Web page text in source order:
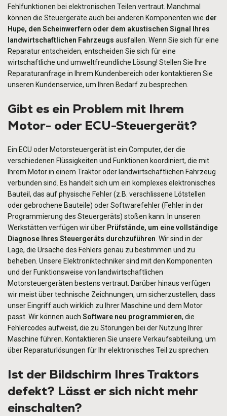
Fehlfunktionen bei elektronischen Teilen vertraut. Manchmal
können die Steuergeräte auch bei anderen Komponenten wie der
Hupe, den Scheinwerfern oder dem akustischen Signal Ihres
landwirtschaftlichen Fahrzeugs ausfallen. Wenn Sie sich für eine
Reparatur entscheiden, entscheiden Sie sich für eine
wirtschaftliche und umweltfreundliche Lösung! Stellen Sie Ihre
Reparaturanfrage in Ihrem Kundenbereich oder kontaktieren Sie
unseren Kundenservice, um Ihren Bedarf zu besprechen.
Gibt es ein Problem mit Ihrem
Motor- oder ECU-Steuergerät?
Ein ECU oder Motorsteuergerät ist ein Computer, der die
verschiedenen Flüssigkeiten und Funktionen koordiniert, die mit
Ihrem Motor in einem Traktor oder landwirtschaftlichen Fahrzeug
verbunden sind. Es handelt sich um ein komplexes elektronisches
Bauteil, das aufphysische Fehler(z.B. verschlissene Lötstellen
oder gebrochene Bauteile) oder Softwarefehler(Fehler in der
Programmierung des Steuergeräts) stoßen kann. In unseren
Werkstätten verfügen wir über Prüfstände, um eine vollständige
Diagnose Ihres Steuergeräts durchzuführen . Wir sind in der
Lage, die Ursache des Fehlers genau zu bestimmen und zu
beheben. Unsere Elektroniktechniker sind mit den Komponenten
und der Funktionsweise von landwirtschaftlichen
Motorsteuergeräten bestens vertraut. Darüber hinaus verfügen
wir meist über technische Zeichnungen, um sicherzustellen, dass
unser Eingriff auch wirklich zu Ihrer Maschine und dem Motor
passt. Wir können auch Software neu programmieren, die
Fehlercodes aufweist, die zu Störungen bei der Nutzung Ihrer
Maschine führen. Kontaktieren Sie unsere Verkaufsabteilung, um
über Reparaturlösungen für Ihr elektronisches Teil zu sprechen.
Ist der Bildschirm Ihres Traktors
defekt? Lässt er sich nicht mehr
einschalten?